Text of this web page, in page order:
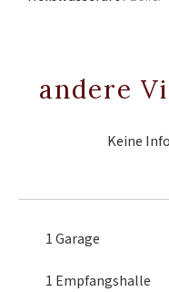
andere
Keine
1 Garage
1 Empfangshalle